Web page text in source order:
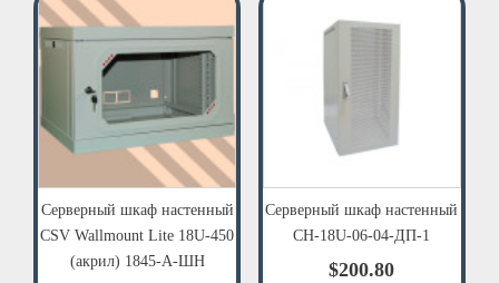
Серверный шкаф настенный
CSV Wallmount Lite 18U-450
(акрил) 1845-А-ШН
Серверный шкаф настенный
СН-18U-06-04-ДП-1
$200.80